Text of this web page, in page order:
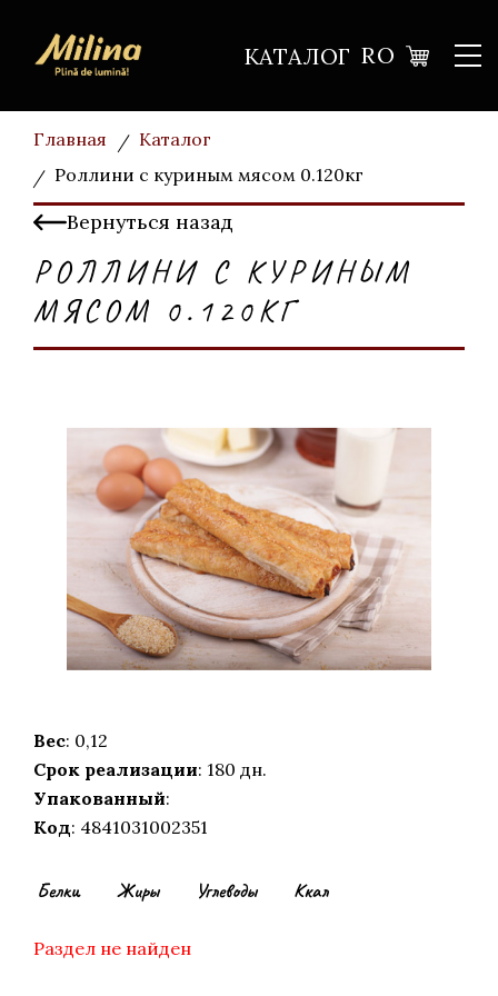
КАТАЛОГ RO
Главная
Каталог
Роллини с куриным мясом 0.120кг
Вернуться назад
РОЛЛИНИ С КУРИНЫМ
МЯСОМ 0.120КГ
Вес: 0,12
Срок реализации: 180 дн.
Упакованный:
Код: 4841031002351
Белки Жиры Углеводы Ккал
Раздел не найден